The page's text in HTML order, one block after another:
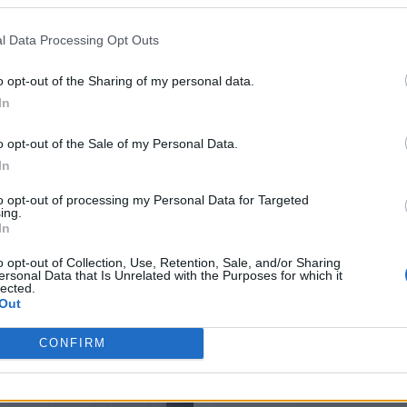
Data Processing Opt Outs
opt-out of the Sharing of my personal data.
opt-out of the Sale of my Personal Data.
opt-out of processing my Personal Data for Targeted
opt-out of Collection, Use, Retention, Sale, and/or Sharing
Data that Is Unrelated with the Purposes for which it
CONFIRM
SKU:HNC0000